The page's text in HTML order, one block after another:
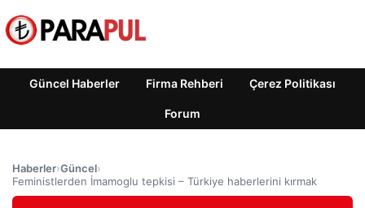
Güncel Haberler Firma Rehberi Çerez Politikası
Forum
Haberler›Güncel›
Feministlerden İmamoglu tepkisi – Türkiye haberlerini kırmak